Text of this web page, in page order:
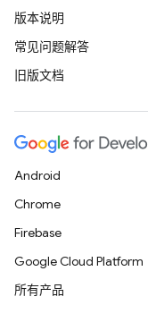
版本说明
常见问题解答
旧版文档
Android
Chrome
Firebase
Google Cloud Platform
所有产品